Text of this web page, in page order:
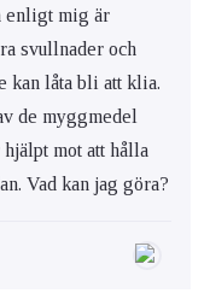
enligt mig är
svullnader och
kan låta bli att klia.
de myggmedel
mot att hålla
Vad kan jag göra?